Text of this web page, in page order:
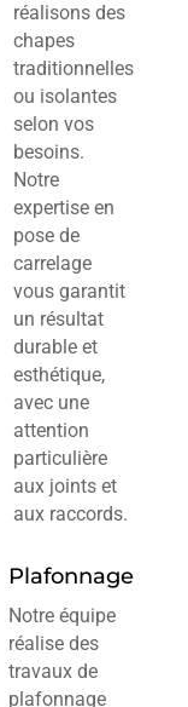
réalisons des
chapes
traditionnelles
ou isolantes
selon vos
besoins.
Notre
expertise en
pose de
carrelage
vous garantit
un résultat
durable et
esthétique,
avec une
attention
particulière
aux joints et
aux raccords.
Plafonnage
Notre équipe
réalise des
travaux de
plafonnage